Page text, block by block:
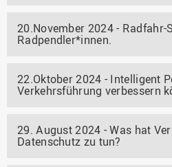
20.November 2024 - Radfahr-
Radpendler*innen.
22.Oktober 2024 - Intelligent
Verkehrsführung verbessern
29. August 2024 - Was hat
Datenschutz zu tun?